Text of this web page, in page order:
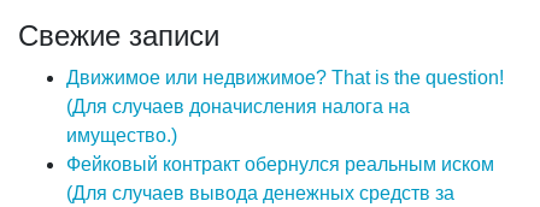
Свежие записи
Движимое или недвижимое? That is the question!
(Для случаев доначисления налога на
имущество.)
Фейковый контракт обернулся реальным иском
(Для случаев вывода денежных средств за